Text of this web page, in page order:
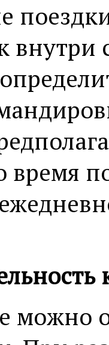
внутри
время
можно